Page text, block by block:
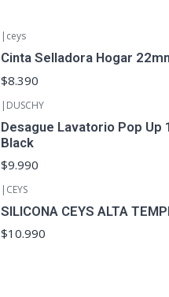
| ceys
Cinta Selladora Hogar
$8.390
| DUSCHY
Desague Lavatorio Pop
Black
$9.990
| CEYS
SILICONA CEYS ALTA
$10.990